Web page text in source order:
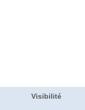
Visibilité